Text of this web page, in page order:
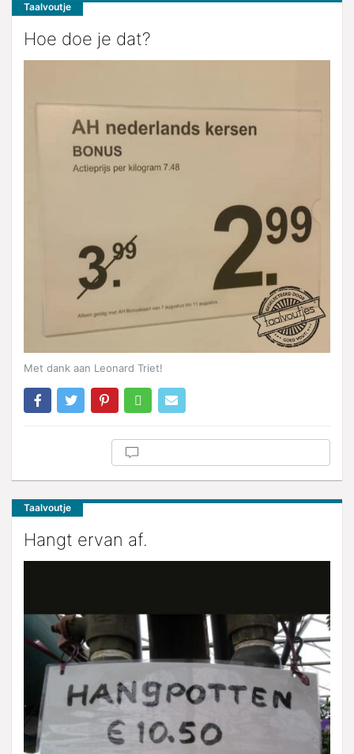
Taalvoutje
Hoe doe je dat?
Met dank aan Leonard Triet!
Taalvoutje
Hangt ervan af.